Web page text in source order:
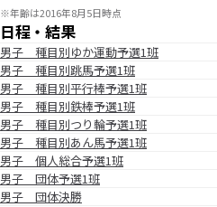
※年齢は2016年8月5日時点
日程・結果
男子 種目別ゆか運動予選1班
男子 種目別跳馬予選1班
男子 種目別平行棒予選1班
男子 種目別鉄棒予選1班
男子 種目別つり輪予選1班
男子 種目別あん馬予選1班
男子 個人総合予選1班
男子 団体予選1班
男子 団体決勝